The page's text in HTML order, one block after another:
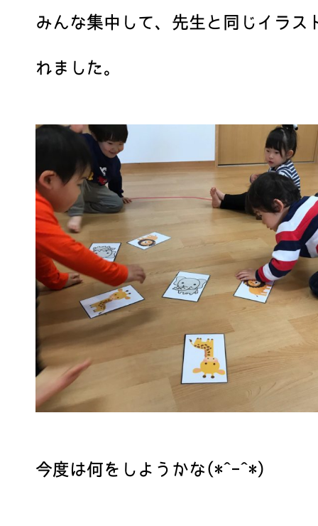
みんな集中して、先生と同じイラス
れました。
今度は何をしようかな(*^-^*)